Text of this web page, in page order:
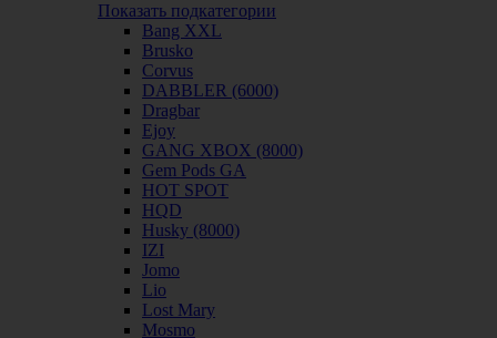
Показать подкатегории
Bang XXL
Brusko
Corvus
DABBLER (6000)
Dragbar
Ejoy
GANG XBOX (8000)
Gem Pods GA
HOT SPOT
HQD
Husky (8000)
IZI
Jomo
Lio
Lost Mary
Mosmo